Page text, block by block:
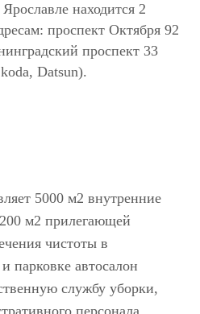
находится 2
проспект Октября 92
проспект 33
Datsun).
5000 м2 внутренние
м2 прилегающей
чистоты в
парковке автосалон
службу уборки,
персонала,